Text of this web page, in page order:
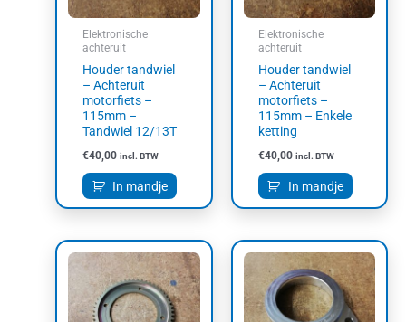
Elektronische
achteruit
Houder tandwiel
– Achteruit
motorfiets –
115mm –
Tandwiel 12/13T
€40,00 incl. BTW
In mandje
Elektronische
achteruit
Houder tandwiel
– Achteruit
motorfiets –
115mm – Enkele
ketting
€40,00 incl. BTW
In mandje